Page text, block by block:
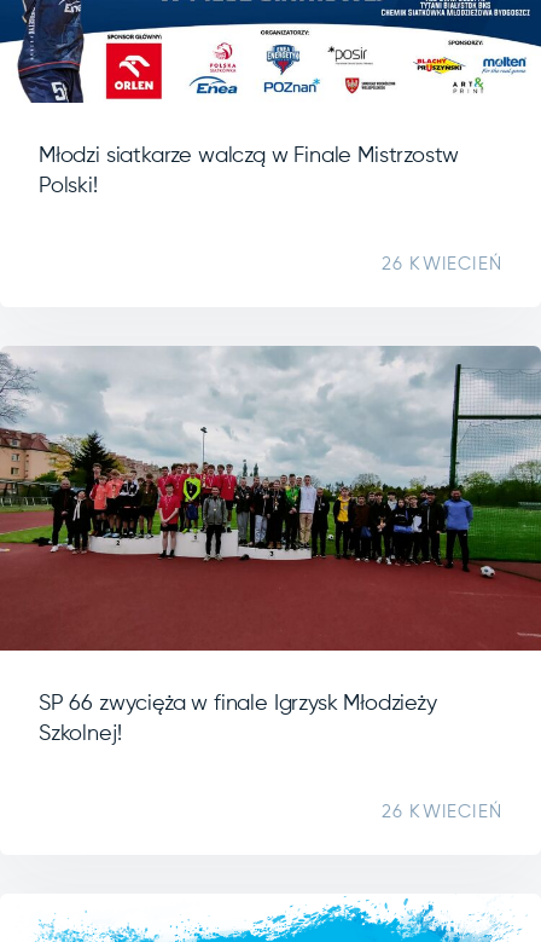
Młodzi siatkarze walczą w Finale Mistrzostw
Polski!
26 KWIECIEŃ
SP 66 zwycięża w finale Igrzysk Młodzieży
Szkolnej!
26 KWIECIEŃ